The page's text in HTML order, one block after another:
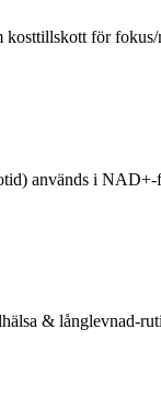
för fokus/
används i
& långlevnad-